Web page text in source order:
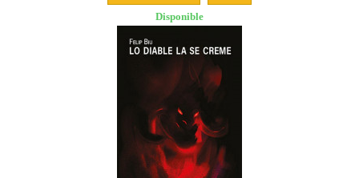
Disponible